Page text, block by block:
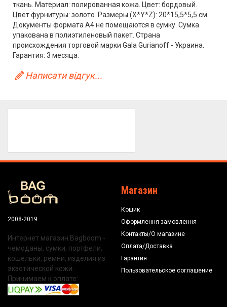
ткань. Материал: полированная кожа. Цвет: бордовый.
Цвет фурнитуры: золото. Размеры (X*Y*Z): 20*15,5*5,5 см.
Документы формата А4 не помещаются в сумку. Сумка
упакована в полиэтиленовый пакет. Страна
происхождения торговой марки Gala Gurianoff - Украина.
Гарантия: 3 месяца.
Написати відгук...
2008-2019
Интернет магазин Bagboom -
чемоданы, сумки, портфели,
кошельки, ремни, изделия из
экзотической кожи.
Принимаем к оплате:
Магазин
Кошик
Оформлення замовлення
Контакты/О магазине
Оплата/Доставка
Гарантия
Пользовательское соглашение